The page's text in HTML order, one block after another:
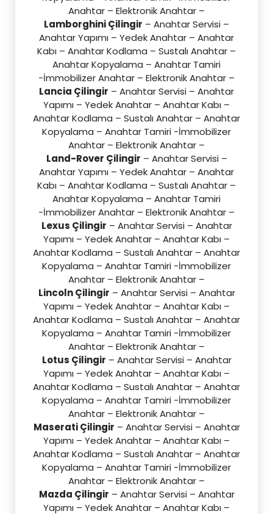
Anahtar – Elektronik Anahtar –
Lamborghini Çilingir – Anahtar Servisi –
Anahtar Yapımı – Yedek Anahtar – Anahtar
Kabı – Anahtar Kodlama – Sustalı Anahtar –
Anahtar Kopyalama – Anahtar Tamiri
-İmmobilizer Anahtar – Elektronik Anahtar –
Lancia Çilingir – Anahtar Servisi – Anahtar
Yapımı – Yedek Anahtar – Anahtar Kabı –
Anahtar Kodlama – Sustalı Anahtar – Anahtar
Kopyalama – Anahtar Tamiri -İmmobilizer
Anahtar – Elektronik Anahtar –
Land-Rover Çilingir – Anahtar Servisi –
Anahtar Yapımı – Yedek Anahtar – Anahtar
Kabı – Anahtar Kodlama – Sustalı Anahtar –
Anahtar Kopyalama – Anahtar Tamiri
-İmmobilizer Anahtar – Elektronik Anahtar –
Lexus Çilingir – Anahtar Servisi – Anahtar
Yapımı – Yedek Anahtar – Anahtar Kabı –
Anahtar Kodlama – Sustalı Anahtar – Anahtar
Kopyalama – Anahtar Tamiri -İmmobilizer
Anahtar – Elektronik Anahtar –
Lincoln Çilingir – Anahtar Servisi – Anahtar
Yapımı – Yedek Anahtar – Anahtar Kabı –
Anahtar Kodlama – Sustalı Anahtar – Anahtar
Kopyalama – Anahtar Tamiri -İmmobilizer
Anahtar – Elektronik Anahtar –
Lotus Çilingir – Anahtar Servisi – Anahtar
Yapımı – Yedek Anahtar – Anahtar Kabı –
Anahtar Kodlama – Sustalı Anahtar – Anahtar
Kopyalama – Anahtar Tamiri -İmmobilizer
Anahtar – Elektronik Anahtar –
Maserati Çilingir – Anahtar Servisi – Anahtar
Yapımı – Yedek Anahtar – Anahtar Kabı –
Anahtar Kodlama – Sustalı Anahtar – Anahtar
Kopyalama – Anahtar Tamiri -İmmobilizer
Anahtar – Elektronik Anahtar –
Mazda Çilingir – Anahtar Servisi – Anahtar
Yapımı – Yedek Anahtar – Anahtar Kabı –